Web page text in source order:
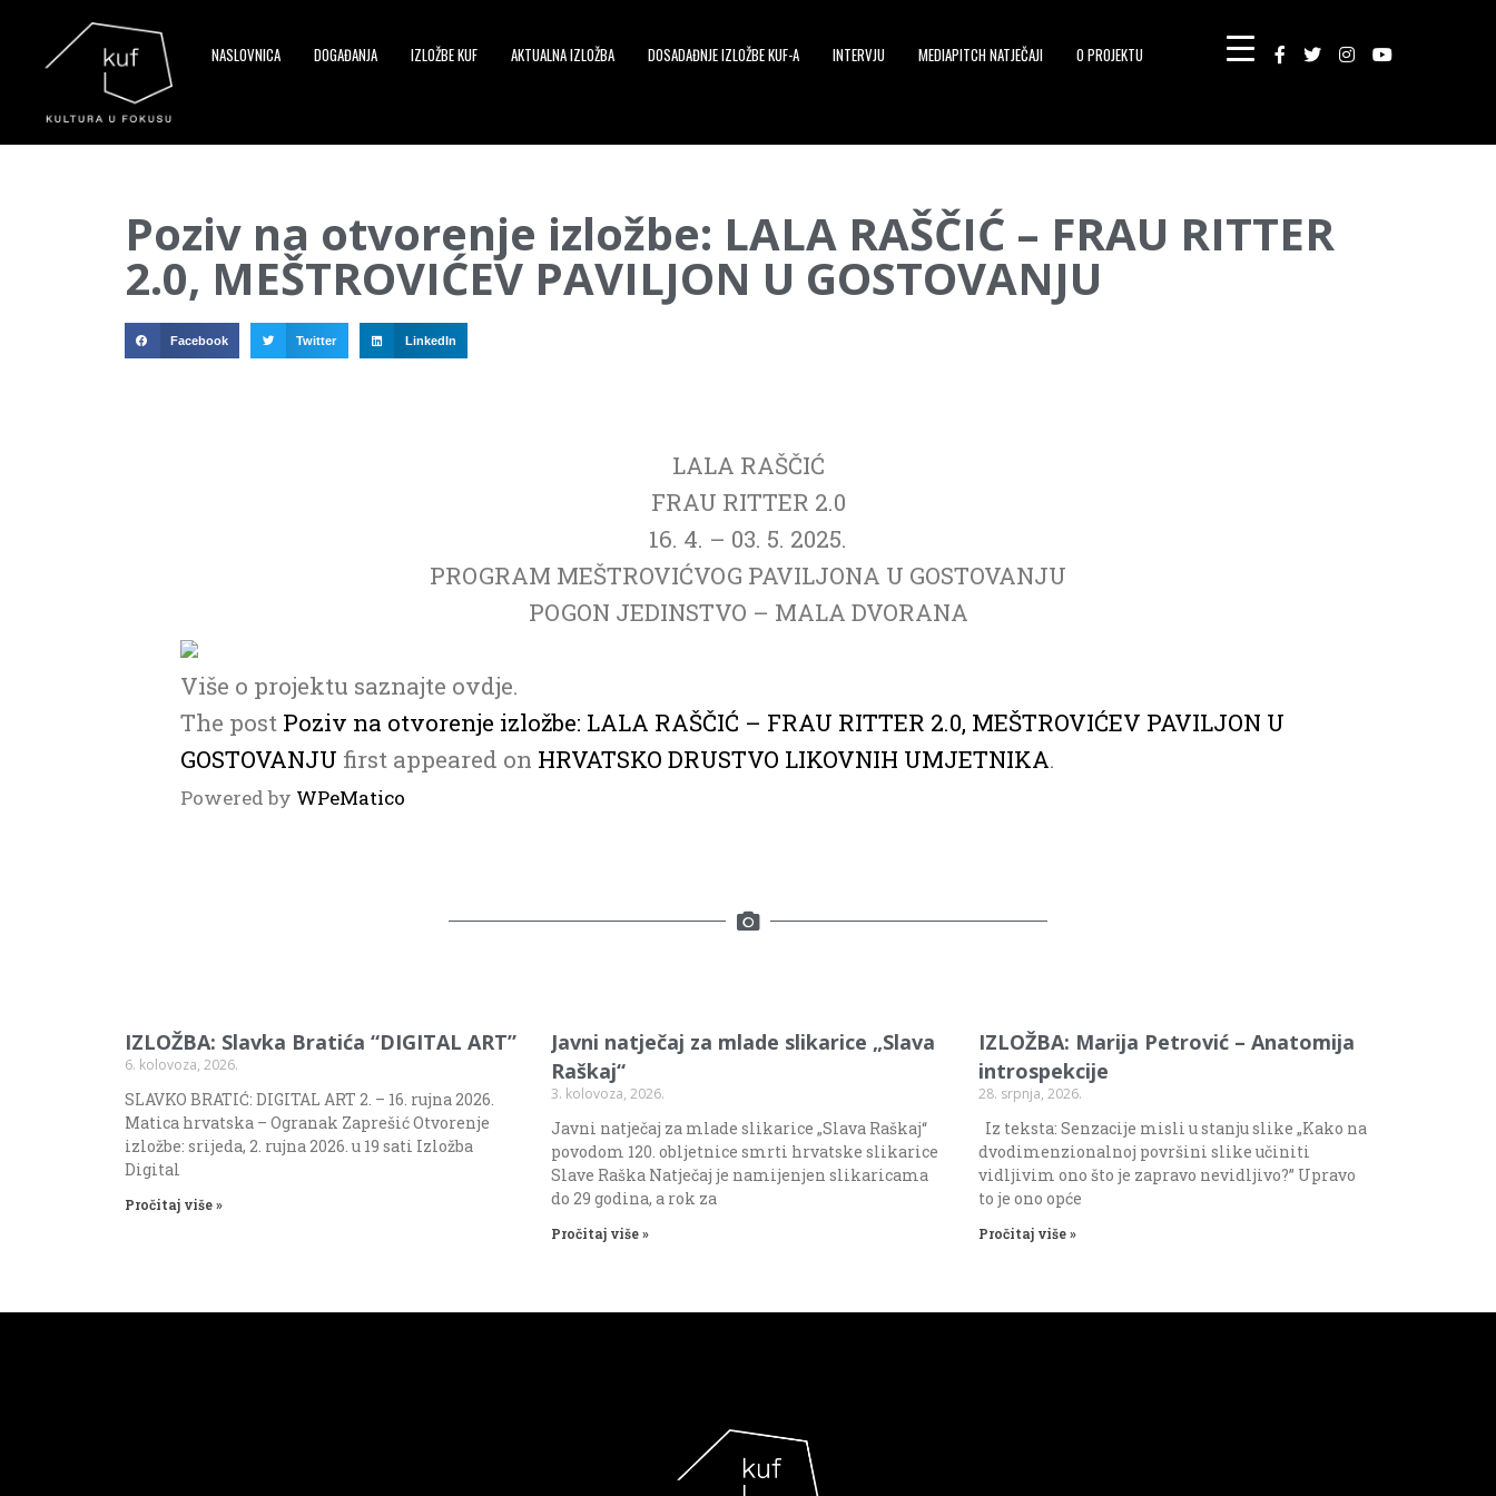
NASLOVNICA DOGAĐANJA IZLOŽBE KUF AKTUALNA IZLOŽBA DOSADAĐNJE IZLOŽBE KUF-A INTERVJU MEDIAPITCH NATJEČAJI O PROJEKTU
Poziv na otvorenje izložbe: LALA RAŠČIĆ – FRAU RITTER
2.0, MEŠTROVIĆEV PAVILJON U GOSTOVANJU
Facebook Twitter LinkedIn
LALA RAŠČIĆ
FRAU RITTER 2.0
16. 4. – 03. 5. 2025.
PROGRAM MEŠTROVIĆVOG PAVILJONA U GOSTOVANJU
POGON JEDINSTVO – MALA DVORANA
Više o projektu saznajte ovdje.
The post Poziv na otvorenje izložbe: LALA RAŠČIĆ – FRAU RITTER 2.0, MEŠTROVIĆEV PAVILJON U
GOSTOVANJU first appeared on HRVATSKO DRUSTVO LIKOVNIH UMJETNIKA.
Powered by WPeMatico
IZLOŽBA: Slavka Bratića “DIGITAL ART”
6. kolovoza, 2026.
SLAVKO BRATIĆ: DIGITAL ART 2. – 16. rujna 2026.
Matica hrvatska – Ogranak Zaprešić Otvorenje
izložbe: srijeda, 2. rujna 2026. u 19 sati Izložba
Digital
Pročitaj više »
Javni natječaj za mlade slikarice „Slava
Raškaj“
3. kolovoza, 2026.
Javni natječaj za mlade slikarice „Slava Raškaj“
povodom 120. obljetnice smrti hrvatske slikarice
Slave Raška Natječaj je namijenjen slikaricama
do 29 godina, a rok za
Pročitaj više »
IZLOŽBA: Marija Petrović – Anatomija
introspekcije
28. srpnja, 2026.
Iz teksta: Senzacije misli u stanju slike „Kako na
dvodimenzionalnoj površini slike učiniti
vidljivim ono što je zapravo nevidljivo?” Upravo
to je ono opće
Pročitaj više »